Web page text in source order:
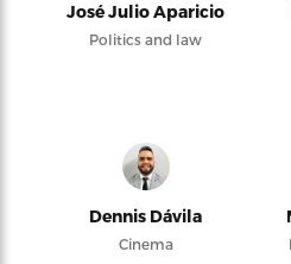
José Julio Aparicio
Politics and law
Dennis Dávila
Cinema